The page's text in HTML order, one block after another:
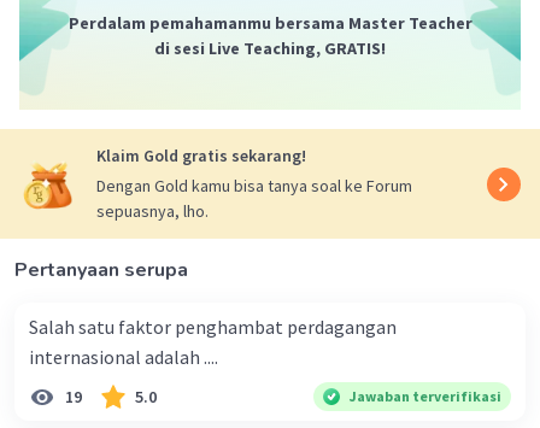
Perdalam pemahamanmu bersama Master Teacher
di sesi Live Teaching, GRATIS!
Klaim Gold gratis sekarang!
Dengan Gold kamu bisa tanya soal ke Forum
sepuasnya, lho.
Pertanyaan serupa
Salah satu faktor penghambat perdagangan
internasional adalah ....
19 5.0 Jawaban terverifikasi